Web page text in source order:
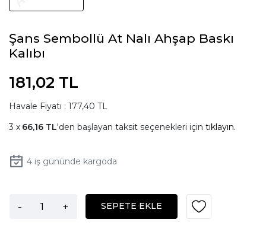
Şans Sembollü At Nalı Ahşap Baskı
Kalıbı
181,02 TL
Havale Fiyatı : 177,40 TL
66,16 TL'den başlayan taksit seçenekleri için tıklayın.
4iş gününde kargoda
- + SEPETE EKLE